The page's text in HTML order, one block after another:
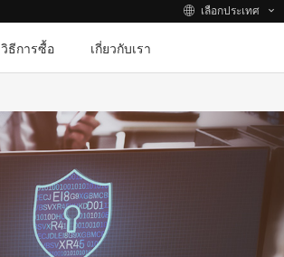
เลือกประเทศ
วิธีการซื้อ เกี่ยวกับเรา